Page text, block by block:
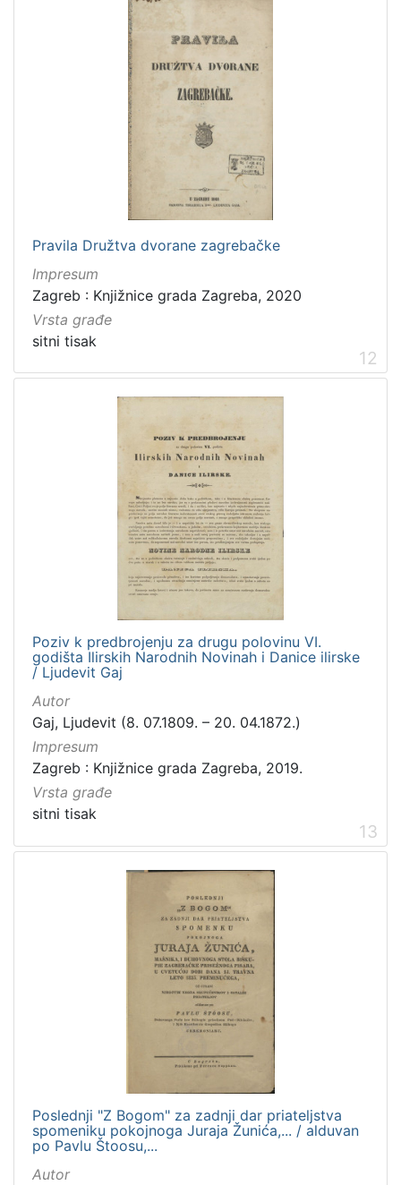
Pravila Družtva dvorane zagrebačke
Impresum
Zagreb : Knjižnice grada Zagreba, 2020
Vrsta građe
sitni tisak
12
Poziv k predbrojenju za drugu polovinu VI.
godišta Ilirskih Narodnih Novinah i Danice ilirske
/ Ljudevit Gaj
Autor
Gaj, Ljudevit (8. 07.1809. – 20. 04.1872.)
Impresum
Zagreb : Knjižnice grada Zagreba, 2019.
Vrsta građe
sitni tisak
13
Poslednji "Z Bogom" za zadnji dar priateljstva
spomeniku pokojnoga Juraja Žunića,... / alduvan
po Pavlu Štoosu,...
Autor